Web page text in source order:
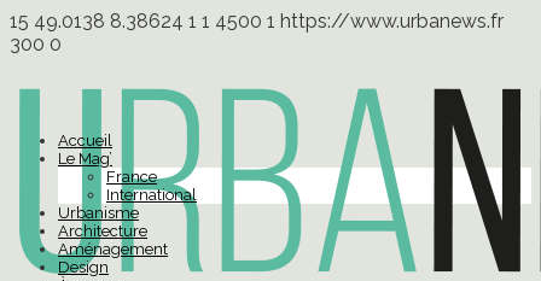
15 49.0138 8.38624 1 1 4500 1 https://www.urbanews.fr
300 0
Accueil
Le Mag’
France
International
Urbanisme
Architecture
Aménagement
Design